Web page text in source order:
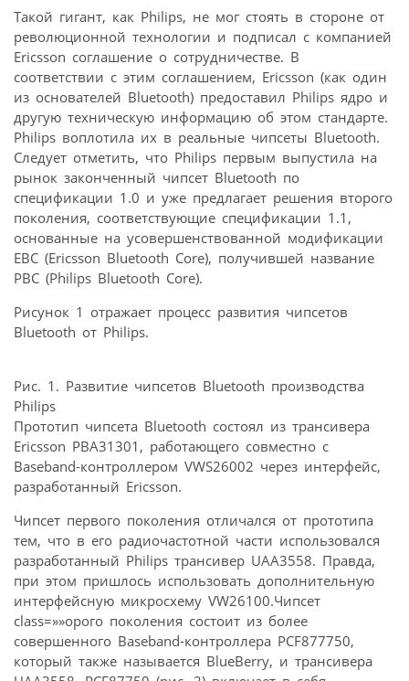
Такой гигант, как Philips, не мог стоять в стороне от
революционной технологии и подписал с компанией
Ericsson соглашение о сотрудничестве. В
соответствии с этим соглашением, Ericsson (как один
из основателей Bluetooth) предоставил Philips ядро и
другую техническую информацию об этом стандарте.
Philips воплотила их в реальные чипсеты Bluetooth.
Следует отметить, что Philips первым выпустила на
рынок законченный чипсет Bluetooth по
спецификации 1.0 и уже предлагает решения второго
поколения, соответствующие спецификации 1.1,
основанные на усовершенствованной модификации
EBC (Ericsson Bluetooth Core), получившей название
PBC (Philips Bluetooth Core).
Рисунок 1 отражает процесс развития чипсетов
Bluetooth от Philips.
Рис. 1. Развитие чипсетов Bluetooth производства
Philips
Прототип чипсета Bluetooth состоял из трансивера
Ericsson PBA31301, работающего совместно с
Baseband-контроллером VWS26002 через интерфейс,
разработанный Ericsson.
Чипсет первого поколения отличался от прототипа
тем, что в его радиочастотной части использовался
разработанный Philips трансивер UAA3558. Правда,
при этом пришлось использовать дополнительную
интерфейсную микросхему VW26100.Чипсет
class=»»орого поколения состоит из более
совершенного Baseband-контроллера PCF877750,
который также называется BlueBerry, и трансивера